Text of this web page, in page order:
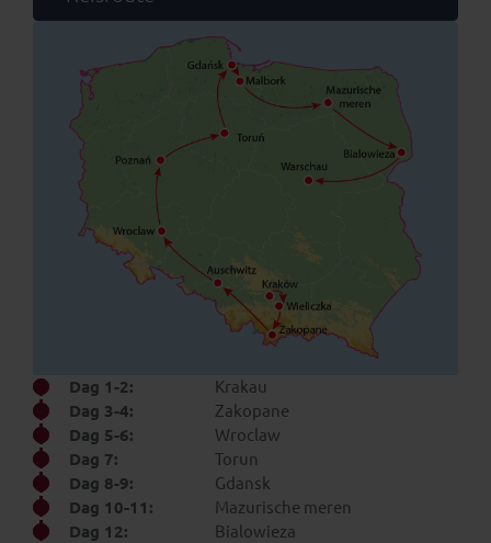
Dag 1-2:
Krakau
Dag 3-4:
Zakopane
Dag 5-6:
Wroclaw
Dag 7:
Torun
Dag 8-9:
Gdansk
Dag 10-11:
Mazurische meren
Dag 12:
Bialowieza